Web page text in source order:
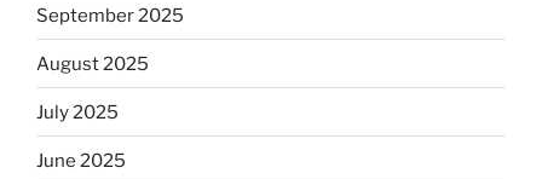
September 2025
August 2025
July 2025
June 2025